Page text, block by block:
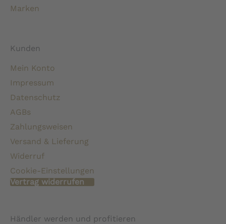
Marken
Kunden
Mein Konto
Impressum
Datenschutz
AGBs
Zahlungsweisen
Versand & Lieferung
Widerruf
Cookie-Einstellungen
Vertrag widerrufen
Händler werden und profitieren